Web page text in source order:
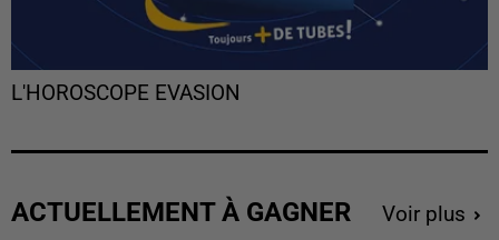
L'HOROSCOPE EVASION
ACTUELLEMENT À GAGNER Voir plus